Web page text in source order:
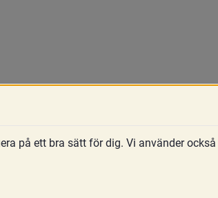
på ett bra sätt för dig. Vi använder också